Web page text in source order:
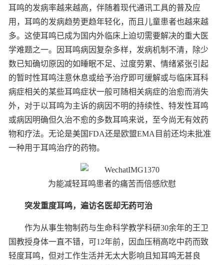
耳鸣的发病率越来越高，伴随着现代通讯工具的普及应
用，耳鸣的发病趋势更趋年轻化，而且儿童患者也越来越
多。这使耳鸣已成为国内外临床上迫切需要解决的重大医
学难题之一。因耳鸣病因复杂多样，发病机制不清，除少
数已知确切原因的如睡眠不足、过度劳累、情绪紧张引起
的暂时性耳鸣注意休息或给予治疗即可缓解或与临床耳科
病症相关的某些耳鸣症状一般可随相关病症的治愈而消失
外，对于以耳鸣为主诉的病因不明的持续性、特发性耳鸣
或病因明确但久治不愈的多数耳鸣来说，至今尚无有效药
物和疗法。无论是美国FDA还是欧盟EMA目前还均未批准
一种用于耳鸣治疗的药物。
为能减轻耳鸣患者的痛苦而倍感欣慰
突发重度耳鸣， 遍访名医却无药可治
作为从事生物制药与生命科学教学科研30余年的王卫
国教授身体一直不错，可12年前，因血压稍高吃中药而致
轻度耳鸣，但对工作生活并无太大影响且知耳鸣无甚良